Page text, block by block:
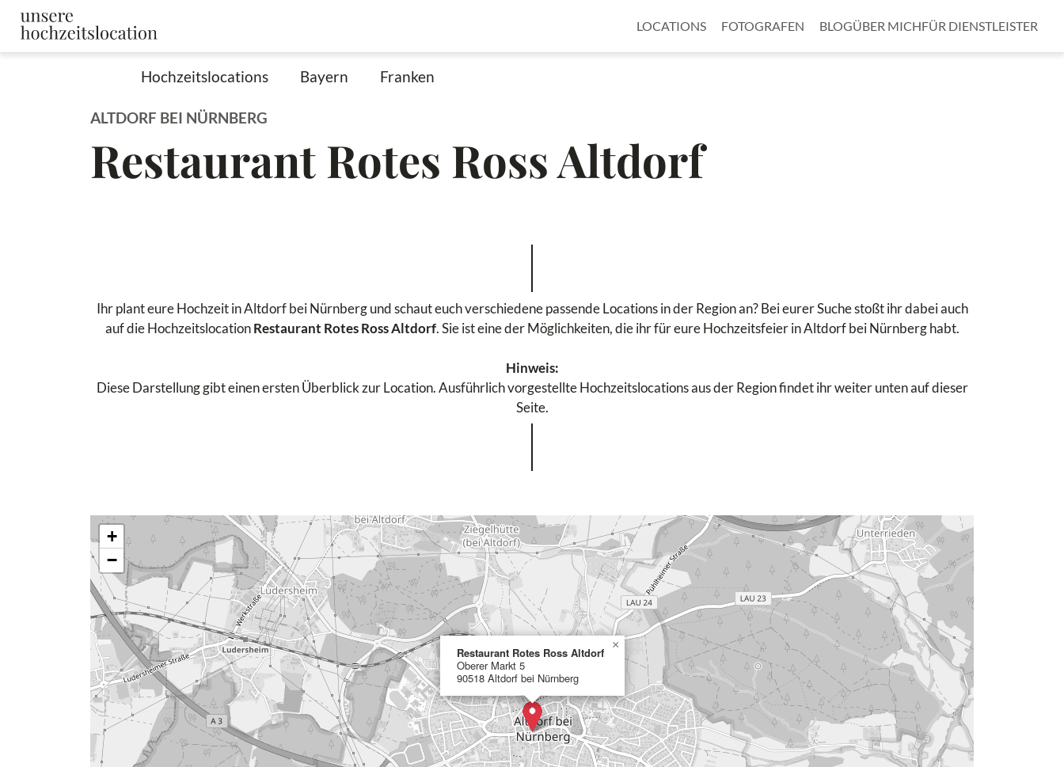
LOCATIONS FOTOGRAFEN BLOGÜBER MICHFÜR DIENSTLEISTER
Hochzeitslocations Bayern Franken
ALTDORF BEI NÜRNBERG
Restaurant Rotes Ross Altdorf
Ihr plant eure Hochzeit in Altdorf bei Nürnberg und schaut euch verschiedene passende Locations in der Region an? Bei eurer Suche stoßt ihr dabei auch
auf die HochzeitslocationRestaurant Rotes Ross Altdorf. Sie ist eine der Möglichkeiten, die ihr für eure Hochzeitsfeier in Altdorf bei Nürnberg habt.
Hinweis:
Diese Darstellung gibt einen ersten Überblick zur Location. Ausführlich vorgestellte Hochzeitslocations aus der Region findet ihr weiter unten auf dieser
Seite.
Restaurant Rotes Ross Altdorf
Oberer Markt 5
90518 Altdorf bei Nürnberg
×
+
−